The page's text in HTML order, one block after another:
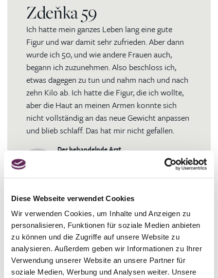
Diese Webseite verwendet Cookies
Wir verwenden Cookies, um Inhalte und Anzeigen zu
personalisieren, Funktionen für soziale Medien anbieten
zu können und die Zugriffe auf unsere Website zu
analysieren. Außerdem geben wir Informationen zu Ihrer
Verwendung unserer Website an unsere Partner für
soziale Medien, Werbung und Analysen weiter. Unsere
Zdeňka 59
Ich hatte mein ganzes Leben lang eine gute
Figur und war damit sehr zufrieden. Aber dann
wurde ich 50, und wie andere Frauen auch,
begann ich zuzunehmen. Also beschloss ich,
etwas dagegen zu tun und nahm nach und nach
zehn Kilo ab. Ich hatte die Figur, die ich wollte,
aber die Haut an meinen Armen konnte sich
nicht vollständig an das neue Gewicht anpassen
und blieb schlaff. Das hat mir nicht gefallen.
Der behandelnde Arzt